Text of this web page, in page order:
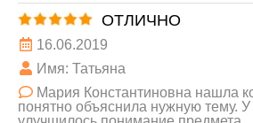
ОТЛИЧНО
16.06.2019
Имя: Татьяна
Мария Константиновна нашла
понятно объяснила нужную тему.